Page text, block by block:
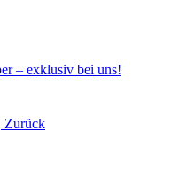
– exklusiv bei uns!
Zurück